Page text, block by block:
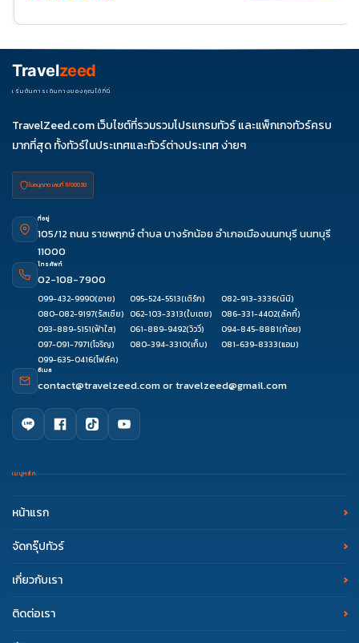
Travelzeed
เริ่มต้นการเดินทางของคุณได้ที่นี่
TravelZeed.com เว็บไซต์ที่รวมรวมโปรแกรมทัวร์ และแพ็กเกจทัวร์ครบ
มากที่สุด ทั้งทัวร์ในประเทศและทัวร์ต่างประเทศ ง่ายๆ
ใบอนุญาต เลขที่ 11/08038
ที่อยู่
105/12 ถนน ราชพฤกษ์ ตำบล บางรักน้อย อำเภอเมืองนนทบุรี นนทบุรี
11000
โทรศัพท์
02-108-7900
099-432-9990(อาย) 095-524-5513(เติร์ก) 082-913-3336(นินิ)
080-082-9197(รัสเซีย) 062-103-3313(ใบเตย) 086-331-4402(ลัคกี้)
093-889-5151(ฟ้าใส) 061-889-9492(วิววี่) 094-845-8881(ก้อย)
097-091-7971(โจริญ) 080-394-3310(เก็บ) 081-639-8333(แอม)
099-635-0416(โฟล์ค)
อีเมล
contact@travelzeed.comortravelzeed@gmail.com
เมนูหลัก
หน้าแรก
จัดกรุ๊ปทัวร์
เกี่ยวกับเรา
ติดต่อเรา